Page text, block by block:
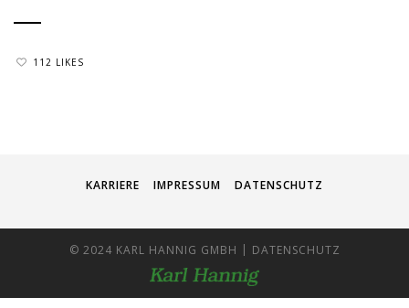
112 LIKES
KARRIERE IMPRESSUM DATENSCHUTZ
© 2024 KARL HANNIG GMBH | DATENSCHUTZ